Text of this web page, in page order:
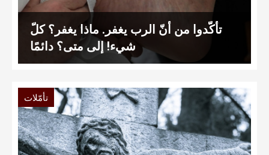
تأكّدوا من أنّ الرب يغفر. ماذا يغفر؟ كلّ
شيء! إلى متى؟ دائمًا
تأمّلات